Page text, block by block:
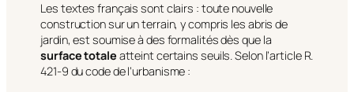
Les textes français sont clairs : toute nouvelle
construction sur un terrain, y compris les abris de
jardin, est soumise à des formalités dès que la
surface totale atteint certains seuils. Selon l’article R.
421-9 du code de l’urbanisme :